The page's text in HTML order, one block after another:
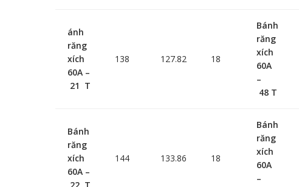
ánh
răng
xích
60A –
21 T
138 127.82 18
Bánh
răng
xích
60A
–
48 T
Bánh
răng
xích
60A –
144 133.86 18
Bánh
răng
xích
60A
–